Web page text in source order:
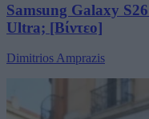
Samsung Galaxy
Ultra; [Βίντεο]
Dimitrios Amprazis